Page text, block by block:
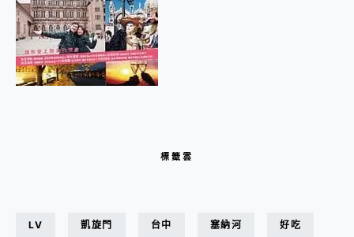
標籤雲
LV 凱旋門 台中 塞納河 好吃